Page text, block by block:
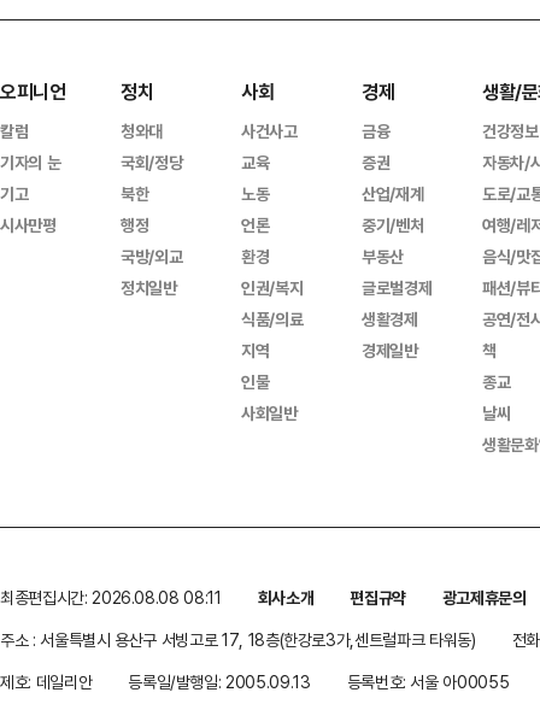
오피니언
칼럼
기자의 눈
기고
시사만평
정치
청와대
국회/정당
북한
행정
국방/외교
정치일반
사회
사건사고
교육
노동
언론
환경
인권/복지
식품/의료
지역
인물
사회일반
경제
금융
증권
산업/재계
중기/벤처
부동산
글로벌경제
생활경제
경제일반
생활/
건강정보
자동차/
도로/교
여행/레
음식/맛
패션/뷰
공연/전
책
종교
날씨
생활문
최종편집시간: 2026.08.08 08:11 회사소개 편집규약
광고제휴문의
주소 : 서울특별시 용산구 서빙고로 17, 18층(한강로3가,센트럴파크 타워동)
전
제호: 데일리안
등록일/발행일: 2005.09.13 등록번호: 서울 아00055